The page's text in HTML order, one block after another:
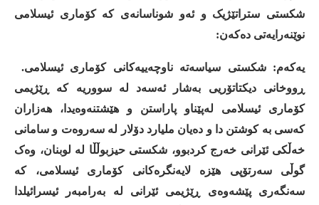
شکستی ستراتێژیک و ئەو شوناسانەی کە کۆماری ئیسلامی
نوێنەرایەتی دەکەن:
یەکەم:شکستی سیاسەتە ناوچەییەکانی کۆماری ئیسلامی.
ڕووخانی
دیکتاتۆریی بەشار ئەسەد لە سووریە کە
ڕێژیمی
کۆماری
ئیسلامی لەپێناو پاراستن و هێشتنەوەیدا،
هەزاران
کەسی بە کوشتن دا و دەیان ملیارد دۆلار لە سەروەت و سامانی
خەڵکی ئێرانی خەرج کردبوو، شکستی حیزبوڵڵا لە لوبنان، وەک
گوڵی
سەرتۆپی هێزە لایەنگرەکانی کۆماری ئیسلامی،
کە
سەنگەری
پێشەوەی ڕێژیمی ئێرانی لە بەرامبەر
ئیسرائیلدا